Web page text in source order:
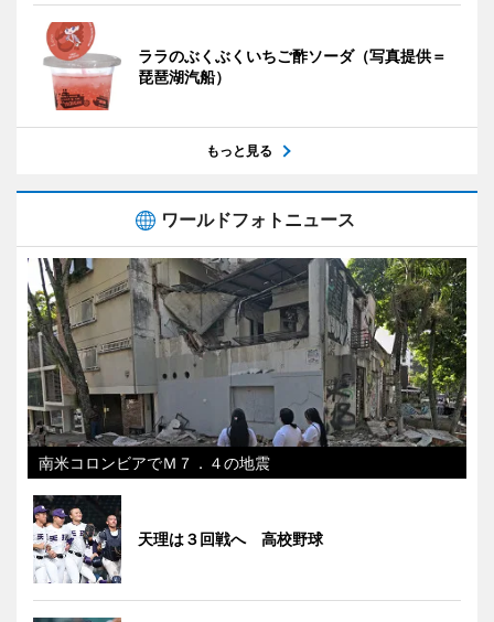
ララのぶくぶくいちご酢ソーダ（写真提供＝
琵琶湖汽船）
もっと見る
ワールドフォトニュース
南米コロンビアでＭ７．４の地震
天理は３回戦へ 高校野球